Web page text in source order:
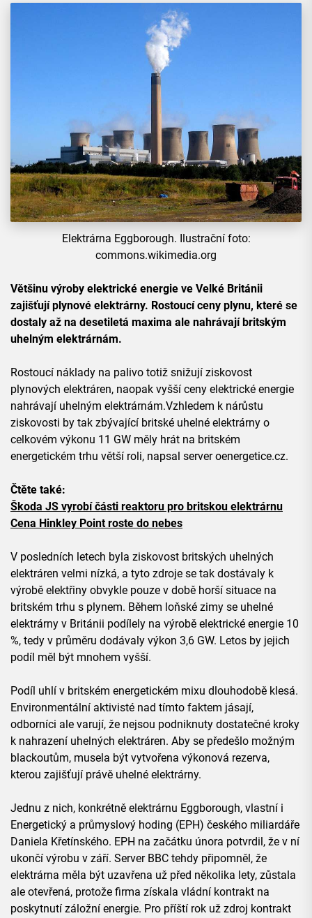
Elektrárna Eggborough. Ilustrační foto:
commons.wikimedia.org
Většinu výroby elektrické energie ve Velké Británii
zajišťují plynové elektrárny. Rostoucí ceny plynu, které se
dostaly až na desetiletá maxima ale nahrávají britským
uhelným elektrárnám.
Rostoucí náklady na palivo totiž snižují ziskovost
plynových elektráren, naopak vyšší ceny elektrické energie
nahrávají uhelným elektrárnám.Vzhledem k nárůstu
ziskovosti by tak zbývající britské uhelné elektrárny o
celkovém výkonu 11 GW měly hrát na britském
energetickém trhu větší roli, napsal server oenergetice.cz.
Čtěte také:
Škoda JS vyrobí části reaktoru pro britskou elektrárnu
Cena Hinkley Point roste do nebes
V posledních letech byla ziskovost britských uhelných
elektráren velmi nízká, a tyto zdroje se tak dostávaly k
výrobě elektřiny obvykle pouze v době horší situace na
britském trhu s plynem. Během loňské zimy se uhelné
elektrárny v Británii podílely na výrobě elektrické energie 10
%, tedy v průměru dodávaly výkon 3,6 GW. Letos by jejich
podíl měl být mnohem vyšší.
Podíl uhlí v britském energetickém mixu dlouhodobě klesá.
Environmentální aktivisté nad tímto faktem jásají,
odborníci ale varují, že nejsou podniknuty dostatečné kroky
k nahrazení uhelných elektráren. Aby se předešlo možným
blackoutům, musela být vytvořena výkonová rezerva,
kterou zajišťují právě uhelné elektrárny.
Jednu z nich, konkrétně elektrárnu Eggborough, vlastní i
Energetický a průmyslový hoding (EPH) českého miliardáře
Daniela Křetínského. EPH na začátku února potvrdil, že v ní
ukončí výrobu v září. Server BBC tehdy připomněl, že
elektrárna měla být uzavřena už před několika lety, zůstala
ale otevřená, protože firma získala vládní kontrakt na
poskytnutí záložní energie. Pro příští rok už zdroj kontrakt